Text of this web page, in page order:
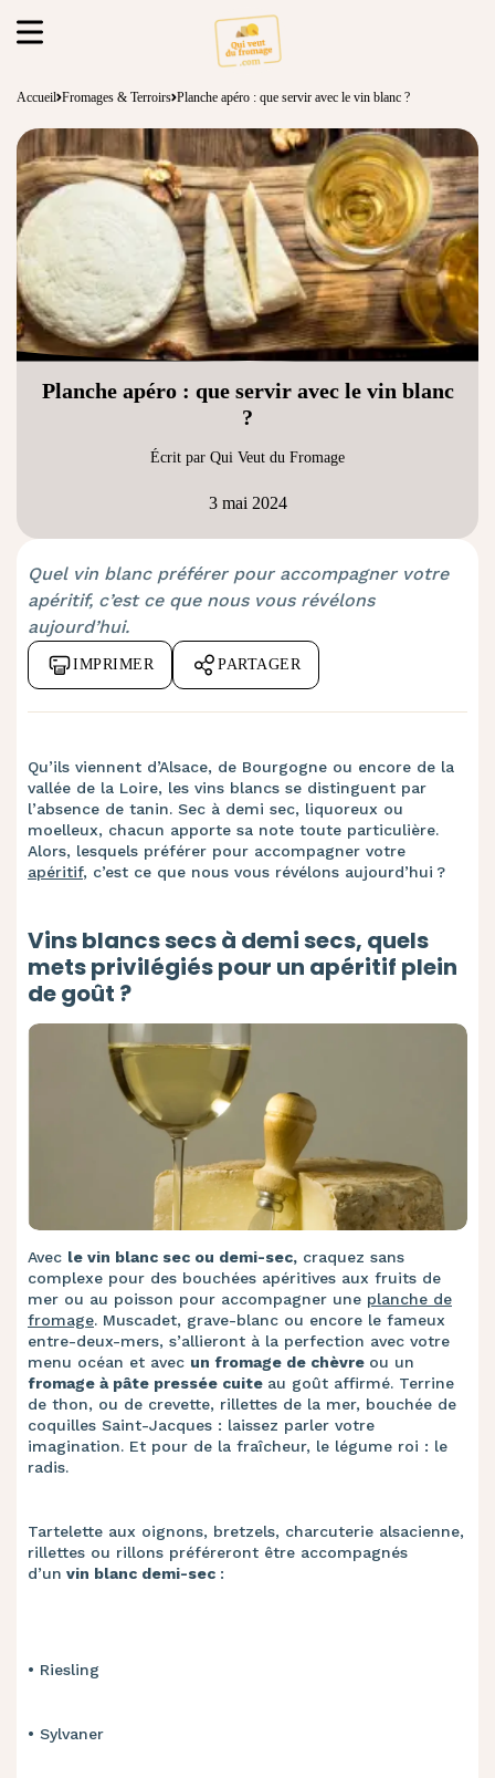
Accueil Fromages & Terroirs Planche apéro : que servir avec le vin blanc ?
Planche apéro : que servir avec le vin blanc
?
Écrit par Qui Veut du Fromage
3 mai 2024
Quel vin blanc préférer pour accompagner votre
apéritif, c’est ce que nous vous révélons
aujourd’hui.
IMPRIMER PARTAGER
Qu’ils viennent d’Alsace, de Bourgogne ou encore de la
vallée de la Loire, les vins blancs se distinguent par
l’absence de tanin. Sec à demi sec, liquoreux ou
moelleux, chacun apporte sa note toute particulière.
Alors, lesquels préférer pour accompagner votre
apéritif, c’est ce que nous vous révélons aujourd’hui ?
Vins blancs secs à demi secs, quels
mets privilégiés pour un apéritif plein
de goût ?
Avec le vin blanc sec ou demi-sec, craquez sans
complexe pour des bouchées apéritives aux fruits de
mer ou au poisson pour accompagner une planche de
fromage. Muscadet, grave-blanc ou encore le fameux
entre-deux-mers, s’allieront à la perfection avec votre
menu océan et avec un fromage de chèvre ou un
fromage à pâte pressée cuite au goût affirmé. Terrine
de thon, ou de crevette, rillettes de la mer, bouchée de
coquilles Saint-Jacques : laissez parler votre
imagination. Et pour de la fraîcheur, le légume roi : le
radis.
Tartelette aux oignons, bretzels, charcuterie alsacienne,
rillettes ou rillons préféreront être accompagnés
d’un vin blanc demi-sec :
• Riesling ​
• Sylvaner ​